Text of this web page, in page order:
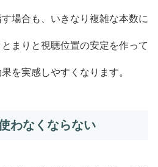
場合も、いきなり複雑な本数に
まりと視聴位置の安定を作って
を実感しやすくなります。
わなくならない